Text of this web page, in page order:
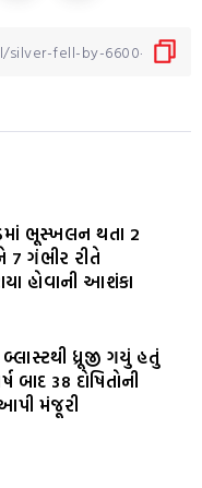
ભૂસ્ખલન થતા 2
7 ગંભીર રીતે
હોવાની આશંકા
ધ્રૂજી ગયું હતું
બાદ 38 દોષિતોની
મંજૂરી